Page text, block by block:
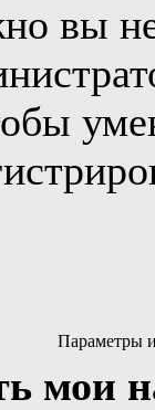
вы
Параметры
мои